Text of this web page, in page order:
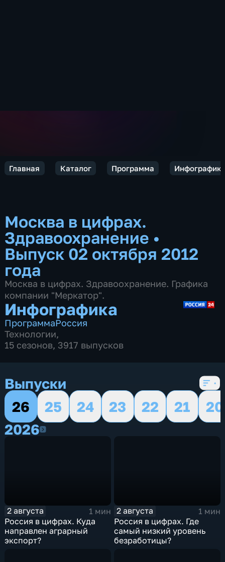
Главная Каталог Программа
Москва в цифрах.
Здравоохранение •
Выпуск 02 октября 2012
года
Москва в цифрах. Здравоохранение. Графика
компании "Меркатор".
Инфографика
ПрограммаРоссия
Технологии,
15 сезонов, 3917 выпусков
Выпуски
26
25 24 23 22 21
20
20262026
2 августа
1 мин
Россия в цифрах. Куда
направлен аграрный
экспорт?
2 августа
1 мин
Россия в цифрах. Где
самый низкий уровень
безработицы?